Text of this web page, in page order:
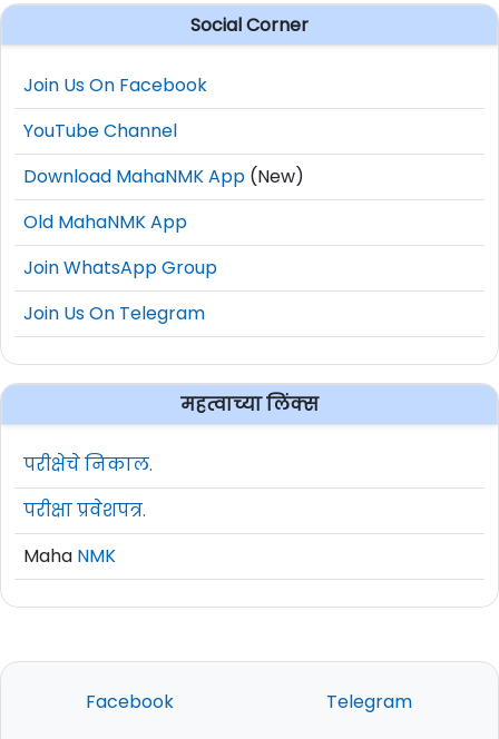
Social Corner
Join Us On Facebook
YouTube Channel
Download MahaNMK App (New)
Old MahaNMK App
Join WhatsApp Group
Join Us On Telegram
महत्वाच्या लिंक्स
परीक्षेचे निकाल.
परीक्षा प्रवेशपत्र.
Maha NMK
Facebook Telegram